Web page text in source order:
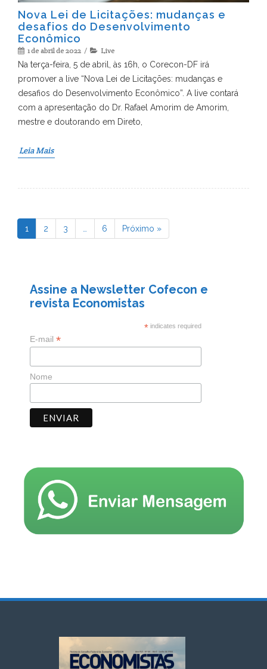
Nova Lei de Licitações: mudanças e
desafios do Desenvolvimento
Econômico
1 de abril de 2022 Live
Na terça-feira, 5 de abril, às 16h, o Corecon-DF irá
promover a live “Nova Lei de Licitações: mudanças e
desafios do Desenvolvimento Econômico”. A live contará
com a apresentação do Dr. Rafael Amorim de Amorim,
mestre e doutorando em Direto,
Leia Mais
Page
1 Page
2 Page
3 Page
6 Próximo »
Assine a Newsletter Cofecon e
revista Economistas
* indicates required
E-mail *
Nome